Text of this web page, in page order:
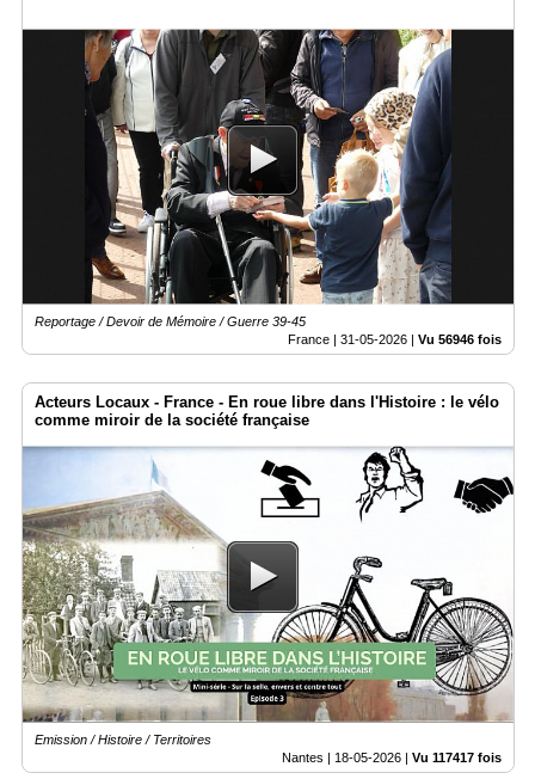
Reportage / Devoir de Mémoire / Guerre 39-45
France | 31-05-2026 Vu 56946 fois
Acteurs Locaux - France - En roue libre dans l'Histoire : le vélo
comme miroir de la société française
Emission / Histoire / Territoires
Nantes | 18-05-2026 | Vu 117417 fois